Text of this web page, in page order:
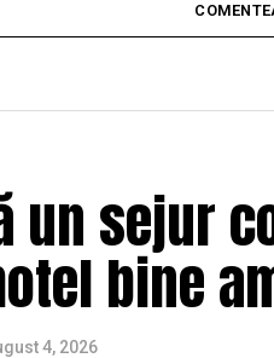
un sejur
bine
4, 2026